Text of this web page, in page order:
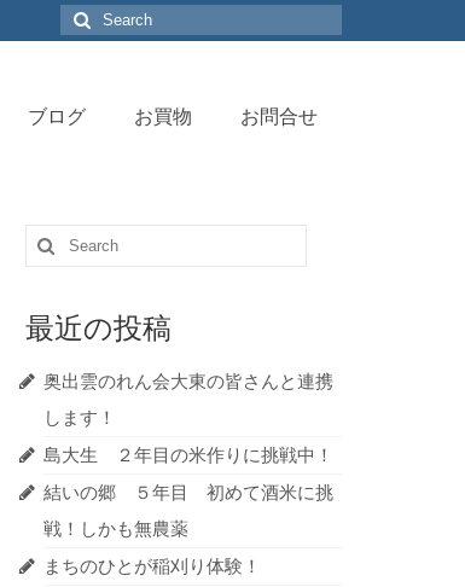
Search
for:
ブログ お買物 お問合せ
Search
for:
最近の投稿
奥出雲のれん会大東の皆さんと連携
します！
島大生 ２年目の米作りに挑戦中！
結いの郷 ５年目 初めて酒米に挑
戦！しかも無農薬
まちのひとが稲刈り体験！